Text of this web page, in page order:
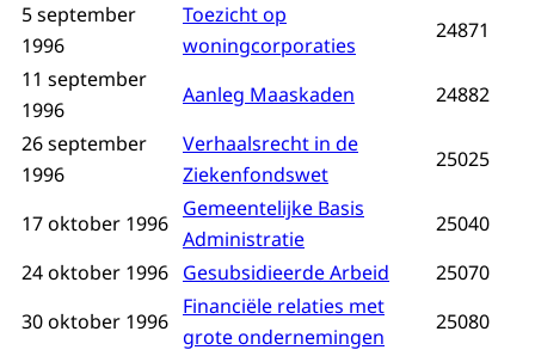
5 september
1996
Toezicht op
woningcorporaties
24871
11 september
1996
Aanleg Maaskaden
24882
26 september
1996
Verhaalsrecht in de
Ziekenfondswet
25025
17 oktober 1996
Gemeentelijke Basis
Administratie
25040
24 oktober 1996 Gesubsidieerde Arbeid
25070
30 oktober 1996
Financiële relaties met
grote ondernemingen
25080